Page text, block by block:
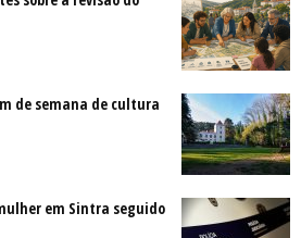
de semana de cultura
em Sintra seguido